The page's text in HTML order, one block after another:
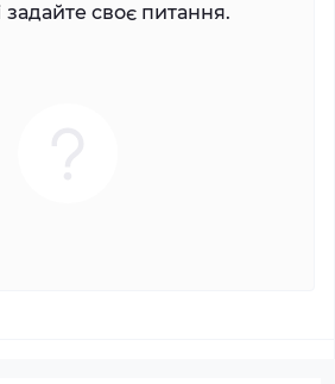
своє питання.